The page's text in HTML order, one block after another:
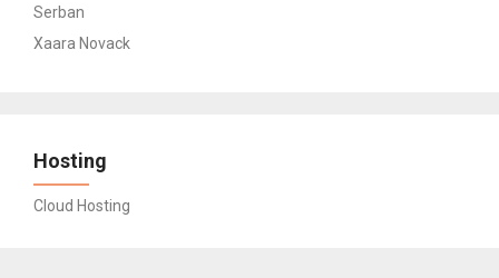
Serban
Xaara Novack
Hosting
Cloud Hosting